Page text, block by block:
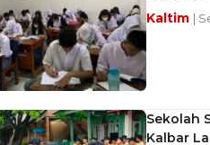
Kaltim |
Sekolah
Kalbar